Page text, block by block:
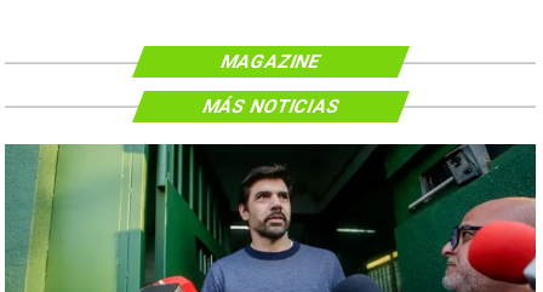
MAGAZINE
MÁS NOTICIAS